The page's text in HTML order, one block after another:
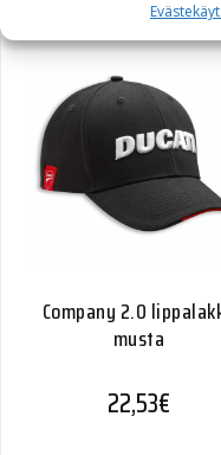
Company 2.0
musta
22,53€